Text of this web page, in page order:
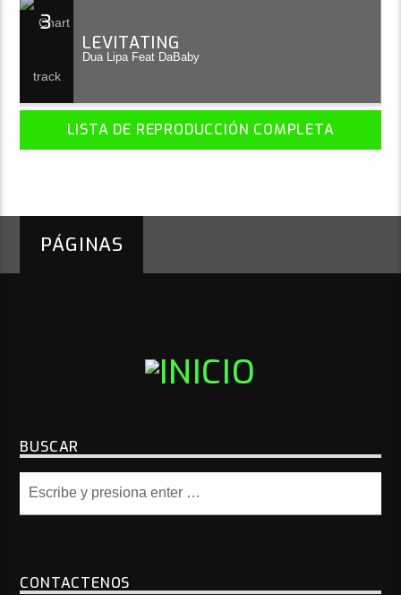
3
LEVITATING
Dua Lipa Feat DaBaby
LISTA DE REPRODUCCIÓN COMPLETA
PÁGINAS
BUSCAR
CONTACTENOS